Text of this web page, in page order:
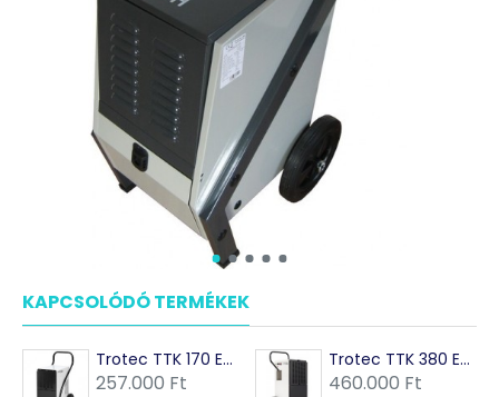
KAPCSOLÓDÓ TERMÉKEK
Trotec TTK 170 ECO ipari párátlanító
257.000 Ft
Trotec TTK 380 ECO ipari párátlanító
460.000 Ft